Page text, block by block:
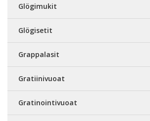
Glögimukit
Glögisetit
Grappalasit
Gratiinivuoat
Gratinointivuoat